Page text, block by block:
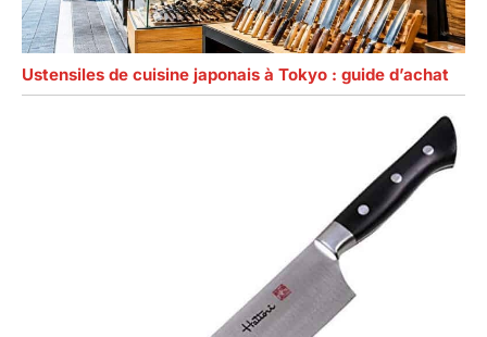
Ustensiles de cuisine japonais à Tokyo : guide d’achat